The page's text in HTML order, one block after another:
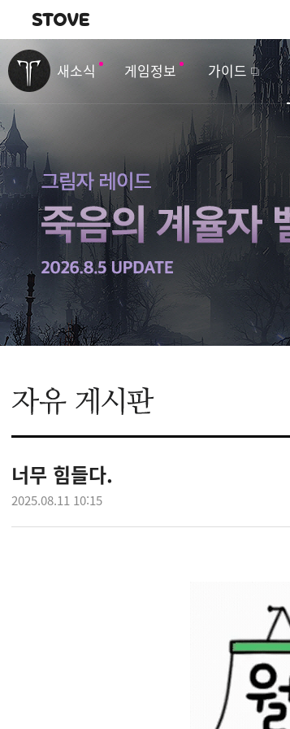
내비게이션
새소식 게임정보 가이드
벤
트
&
업
데
이
트
너무 힘들다.
2025.08.11 10:15